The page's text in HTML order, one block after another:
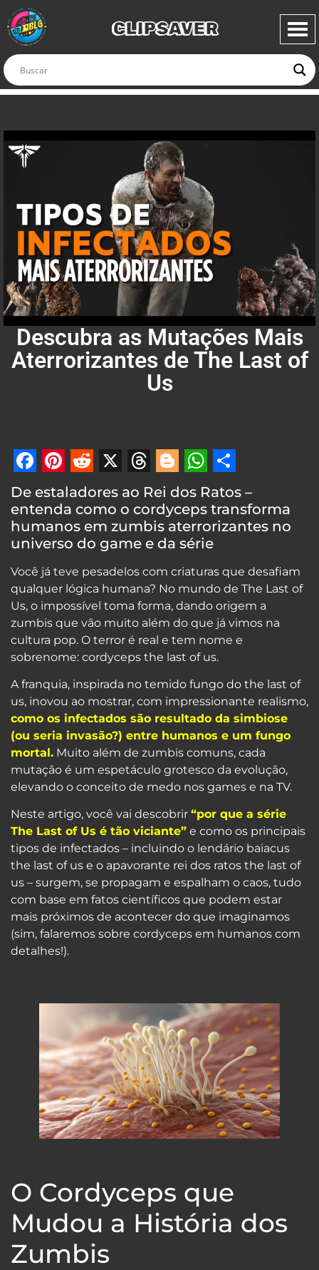
CLIPSAVER
Descubra as Mutações Mais
Aterrorizantes de The Last of
Us
Facebook
Pinterest
Reddit
X Threads
Blogger
WhatsApp
Share
De estaladores ao Rei dos Ratos –
entenda como o cordyceps transforma
humanos em zumbis aterrorizantes no
universo do game e da série
Você já teve pesadelos com criaturas que desafiam
qualquer lógica humana? No mundo de The Last of
Us, o impossível toma forma, dando origem a
zumbis que vão muito além do que já vimos na
cultura pop. O terror é real e tem nome e
sobrenome: cordyceps the last of us.
A franquia, inspirada no temido fungo do the last of
us, inovou ao mostrar, com impressionante realismo,
como os infectados são resultado da simbiose
(ou seria invasão?) entre humanos e um fungo
mortal. Muito além de zumbis comuns, cada
mutação é um espetáculo grotesco da evolução,
elevando o conceito de medo nos games e na TV.
Neste artigo, você vai descobrir “por que a série
The Last of Us é tão viciante” e como os principais
tipos de infectados – incluindo o lendário baiacus
the last of us e o apavorante rei dos ratos the last of
us – surgem, se propagam e espalham o caos, tudo
com base em fatos científicos que podem estar
mais próximos de acontecer do que imaginamos
(sim, falaremos sobre cordyceps em humanos com
detalhes!).
O Cordyceps que
Mudou a História dos
Zumbis